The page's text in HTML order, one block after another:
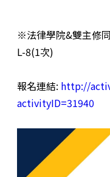
※法律學院&雙主修
L-8(1次)
報名連結: http://
activityID=31940